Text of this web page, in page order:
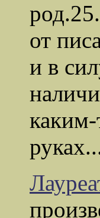
от
и в
каким-